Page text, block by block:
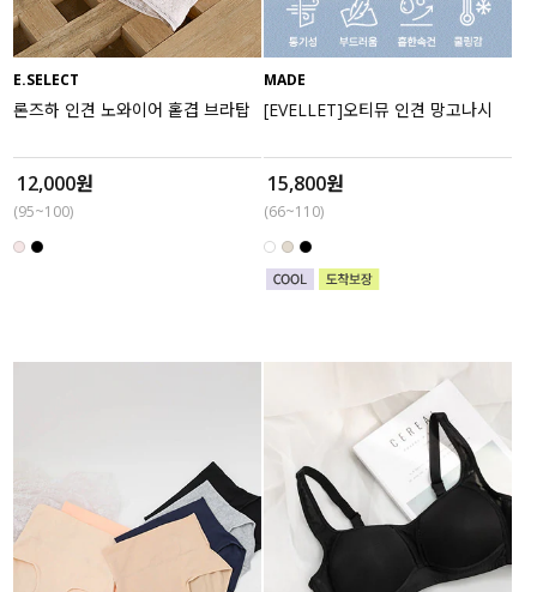
E.SELECT
론즈하 인견 노와이어 홑겹 브라탑
12,000원
(95~100)
MADE
[EVELLET]오티뮤 인견 망고나시
15,800원
(66~110)